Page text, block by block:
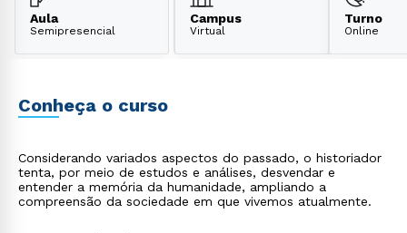
Aula
Semipresencial
Campus
Virtual
Turno
Online
Conheça o curso
Considerando variados aspectos do passado, o historiador
tenta, por meio de estudos e análises, desvendar e
entender a memória da humanidade, ampliando a
compreensão da sociedade em que vivemos atualmente.